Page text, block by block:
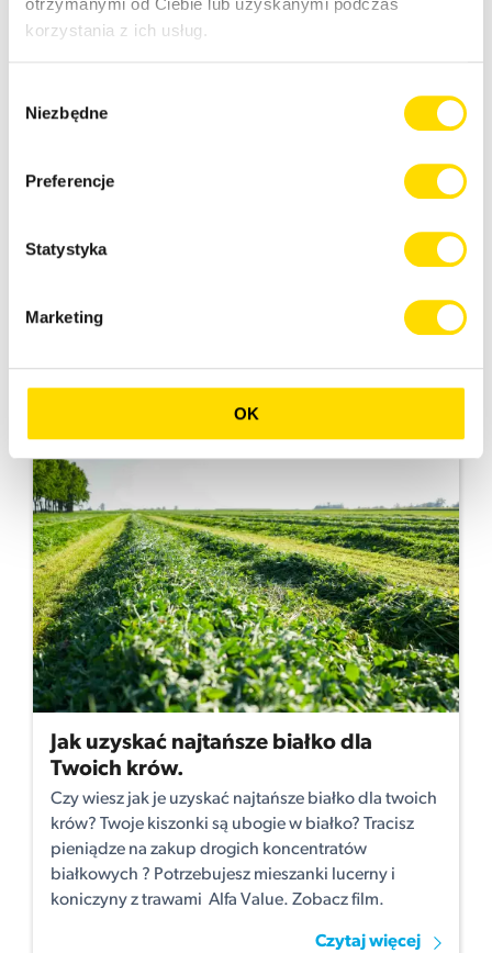
otrzymanymi od Ciebie lub uzyskanymi podczas
korzystania z ich usług.
zgody
Niezbędne
Preferencje
Statystyka
Marketing
OK
NutriFibre® - odporny na warunki
klimatyczne
absorbować wodę z głębszych warstw gleby. Trawa
Jak uzyskać najtańsze białko dla
Twoich krów.
Czy wiesz jak je uzyskać najtańsze białko dla twoich
krów? Twoje kiszonki są ubogie w białko? Tracisz
pieniądze na zakup drogich koncentratów
białkowych ? Potrzebujesz mieszanki lucerny i
koniczyny z trawami Alfa Value. Zobacz film.
Czytaj więcej